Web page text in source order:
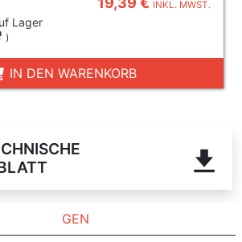
INKL. MWST.
Lager
)
IN DEN WARENKORB
GEN